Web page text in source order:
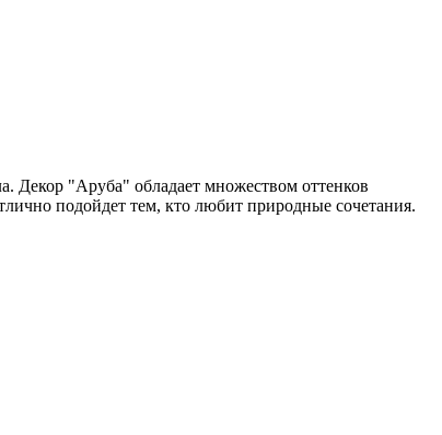
Декор "Аруба" обладает множеством оттенков
подойдет тем, кто любит природные сочетания.